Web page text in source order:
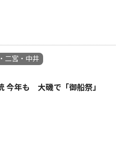
二宮・中井
今年も 大磯で「御船祭」